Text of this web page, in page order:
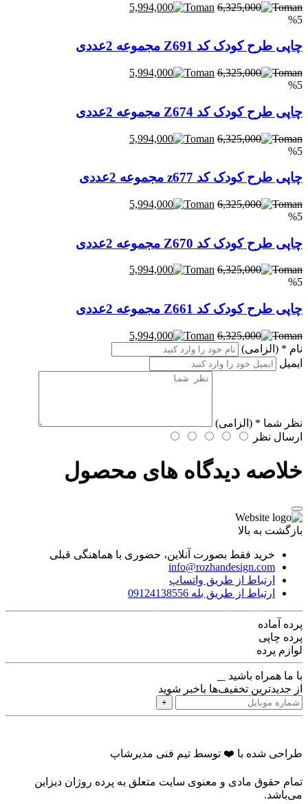
6,325,000
5,994,000
%5
چاپی طرح کودک کد Z691 مجموعه 2عددی
6,325,000
5,994,000
%5
چاپی طرح کودک کد Z674 مجموعه 2عددی
6,325,000
5,994,000
%5
چاپی طرح کودک کد z677 مجموعه 2عددی
6,325,000
5,994,000
%5
چاپی طرح کودک کد Z670 مجموعه 2عددی
6,325,000
5,994,000
%5
چاپی طرح کودک کد Z661 مجموعه 2عددی
6,325,000
5,994,000
نام * (الزامی)
ایمیل
نظر شما * (الزامی)
ارسال نظر
خلاصه دیدگاه های محصول
بازگشت به بالا
خرید فقط بصورت آنلاین، حضوری با هماهنگی قبلی
info@rozhandesign.com
ارتباط از طریق واتساپ
ارتباط از طریق بله 09124138556
پرده‌ آماده
پرده چاپی
لوازم پرده
با ما همراه باشید
از جدیدترین تخفیف‌ها باخبر شوید
+
طراحی شده با ❤️ توسط تیم فنی مدیرشاپ
تمام حقوق مادی و معنوی سایت متعلق به پرده روژان دیزاین
می‌باشد.